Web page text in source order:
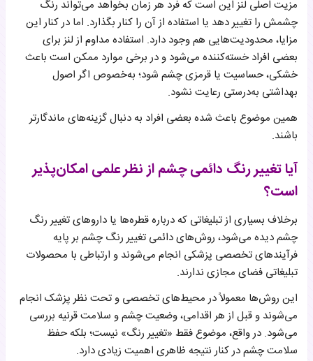
مزیت اصلی لنز این است که فرد هر زمان بخواهد می‌تواند رنگ
چشمش را تغییر دهد یا استفاده از آن را کنار بگذارد. اما در کنار این
مزایا، محدودیت‌هایی هم وجود دارد. استفاده مداوم از لنز برای
بعضی افراد خسته‌کننده می‌شود و در برخی موارد ممکن است باعث
خشکی، حساسیت یا قرمزی چشم شود؛ به‌خصوص اگر اصول
بهداشتی به‌درستی رعایت نشود.
همین موضوع باعث شده بعضی افراد به دنبال گزینه‌های ماندگارتر
باشند.
آیا تغییر رنگ دائمی چشم از نظر علمی امکان‌پذیر
است؟
برخلاف بسیاری از تبلیغاتی که درباره قطره‌ها یا داروهای تغییر رنگ
چشم دیده می‌شود، روش‌های دائمی تغییر رنگ چشم بر پایه
فرآیندهای تخصصی پزشکی انجام می‌شوند و ارتباطی با محصولات
تبلیغاتی فضای مجازی ندارند.
این روش‌ها معمولاً در محیط‌های تخصصی و تحت نظر پزشک انجام
می‌شوند و قبل از هر اقدامی، وضعیت چشم و سلامت قرنیه بررسی
می‌شود. در واقع، موضوع فقط «تغییر رنگ» نیست؛ بلکه حفظ
سلامت چشم در کنار نتیجه ظاهری اهمیت زیادی دارد.